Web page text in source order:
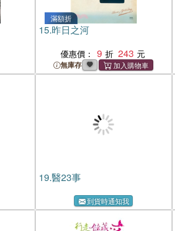
滿額折
15.昨日之河
優惠價： 9 243
無庫存
19.醫23事
到貨時通知我